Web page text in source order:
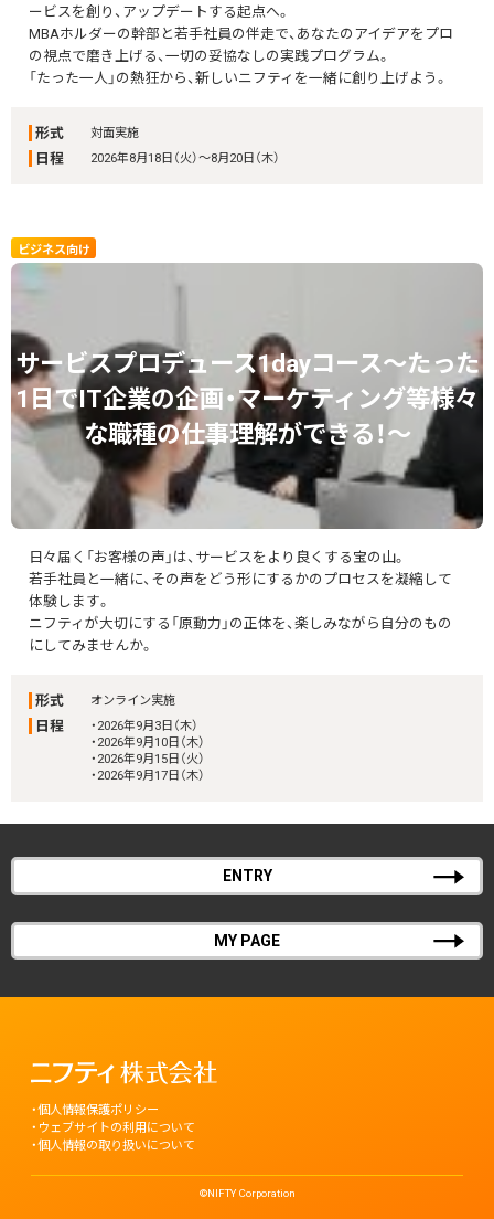
ービスを創り、アップデートする起点へ。
MBAホルダーの幹部と若手社員の伴走で、あなたのアイデアをプロ
の視点で磨き上げる、一切の妥協なしの実践プログラム。
「たった一人」の熱狂から、新しいニフティを一緒に創り上げよう。
形式 対面実施
日程 2026年8月18日（火）～8月20日（木）
ビジネス向け
サービスプロデュース1dayコース～たった
1日でIT企業の企画・マーケティング等様々
な職種の仕事理解ができる！～
日々届く「お客様の声」は、サービスをより良くする宝の山。
若手社員と一緒に、その声をどう形にするかのプロセスを凝縮して
体験します。
ニフティが大切にする「原動力」の正体を、楽しみながら自分のもの
にしてみませんか。
形式 オンライン実施
日程
・2026年9月3日（木）
・2026年9月10日（木）
・2026年9月15日（火）
・2026年9月17日（木）
ENTRY
MY PAGE
個人情報保護ポリシー
ウェブサイトの利用について
個人情報の取り扱いについて
©NIFTY Corporation